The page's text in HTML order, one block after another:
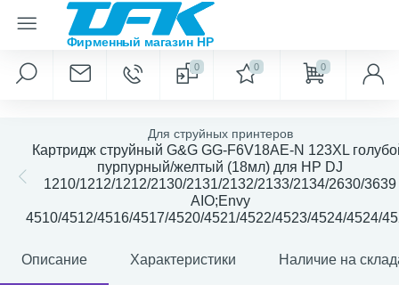
0 0 0
Для струйных принтеров
Картридж струйный G&G GG-F6V18AE-N 123XL
пурпурный/желтый (18мл) для HP DJ
1210/1212/1212/2130/2131/2132/2133/2134/2630/3639
AIO;Envy
4510/4512/4516/4517/4520/4521/4522/4523/4524/4524/
Описание Характеристики Наличие на